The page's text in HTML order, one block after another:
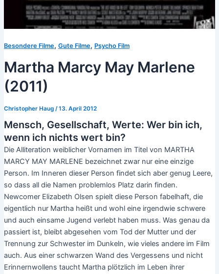
Besondere Filme, Gute Filme, Psycho Film
Martha Marcy May Marlene
(2011)
Christopher Haug /13. April 2012
Mensch, Gesellschaft, Werte: Wer bin ich,
wenn ich nichts wert bin?
Die Alliteration weiblicher Vornamen im Titel von MARTHA
MARCY MAY MARLENE bezeichnet zwar nur eine einzige
Person. Im Inneren dieser Person findet sich aber genug Leere,
so dass all die Namen problemlos Platz darin finden.
Newcomer Elizabeth Olsen spielt diese Person fabelhaft, die
eigentlich nur Martha heißt und wohl eine irgendwie schwere
und auch einsame Jugend verlebt haben muss. Was genau da
passiert ist, bleibt abgesehen vom Tod der Mutter und der
Trennung zur Schwester im Dunkeln, wie vieles andere im Film
auch. Aus einer schwarzen Wand des Vergessens und nicht
Erinnernwollens taucht Martha plötzlich im Leben ihrer